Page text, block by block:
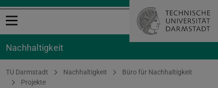
Menü öffnen
Nachhaltigkeit
Sie befinden sich hier:
TU Darmstadt Nachhaltigkeit
Büro für Nachhaltigkeit
Projekte